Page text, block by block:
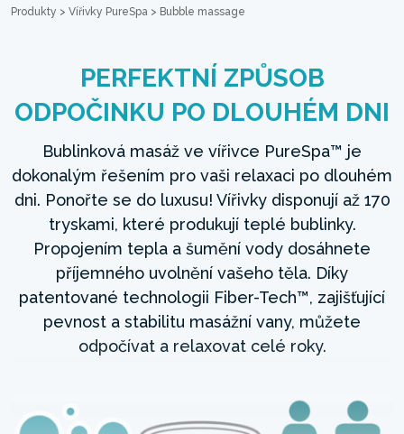
Produkty > Vířivky PureSpa > Bubble massage
PERFEKTNÍ ZPŮSOB
ODPOČINKU PO DLOUHÉM DNI
Bublinková masáž ve vířivce PureSpa™ je
dokonalým řešením pro vaši relaxaci po dlouhém
dni. Ponořte se do luxusu! Vířivky disponují až 170
tryskami, které produkují teplé bublinky.
Propojením tepla a šumění vody dosáhnete
příjemného uvolnění vašeho těla. Díky
patentované technologii Fiber-Tech™, zajišťující
pevnost a stabilitu masážní vany, můžete
odpočívat a relaxovat celé roky.